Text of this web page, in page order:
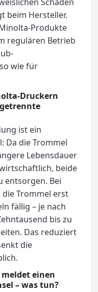
beim Hersteller.
Produkte
regulären Betrieb
wie für
Druckern
ist ein
Da die Trommel
Lebensdauer
beide
entsorgen. Bei
Trommel erst
fällig – je nach
bis zu
Das reduziert
die
einen
– was tun?